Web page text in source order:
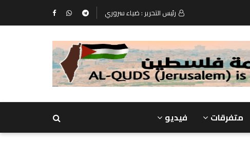
رئيس التحرير : ضياء سروري
متفرقات فيديو